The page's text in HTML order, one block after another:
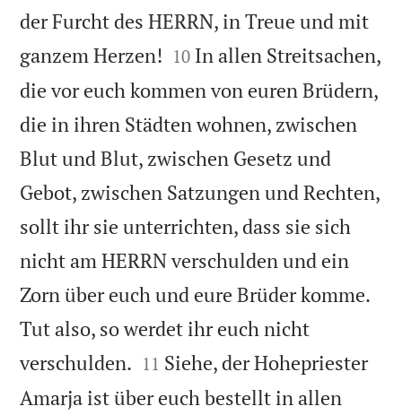
der Furcht des HERRN, in Treue und mit
ganzem Herzen! 

10 In allen Streitsachen,
die vor euch kommen von euren Brüdern,
die in ihren Städten wohnen, zwischen
Blut und Blut, zwischen Gesetz und
Gebot, zwischen Satzungen und Rechten,
sollt ihr sie unterrichten, dass sie sich
nicht am HERRN verschulden und ein
Zorn über euch und eure Brüder komme.
Tut also, so werdet ihr euch nicht
verschulden. 

11 Siehe, der Hohepriester
Amarja ist über euch bestellt in allen